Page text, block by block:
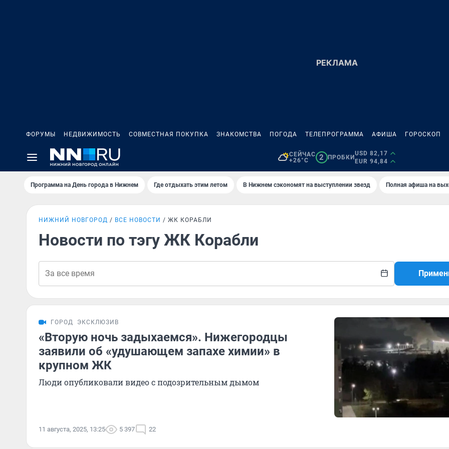
ФОРУМЫ НЕДВИЖИМОСТЬ СОВМЕСТНАЯ ПОКУПКА ЗНАКОМСТВА ПОГОДА ТЕЛЕПРОГРАММА АФИША ГОРОСКОП
СЕЙЧАС
+26°C
2 ПРОБКИ
USD 82,17
EUR 94,84
Программа на День города в Нижнем Где отдыхать этим летом В Нижнем сэкономят на выступлении звезд Полная афиша на
НИЖНИЙ НОВГОРОД ВСЕ НОВОСТИ ЖК КОРАБЛИ
Новости по тэгу ЖК Корабли
ГОРОД ЭКСКЛЮЗИВ
«Вторую ночь задыхаемся». Нижегородцы
заявили об «удушающем запахе химии» в
крупном ЖК
Люди опубликовали видео с подозрительным дымом
11 августа, 2025, 13:25 5 397 22